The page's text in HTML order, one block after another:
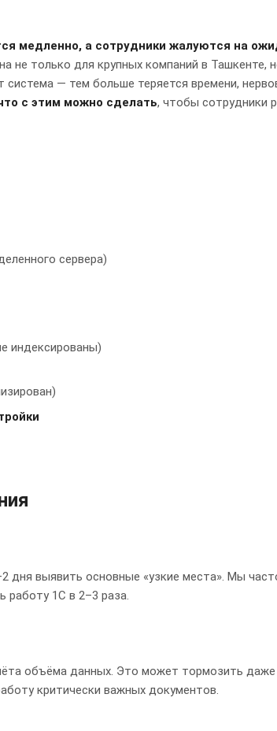
медленно, а сотрудники жалуются на
не только для крупных компаний в Ташкенте,
— тем больше теряется времени,
с этим можно сделать, чтобы сотрудники
сервера)
индексированы)
дня выявить основные «узкие места». Мы
работу 1С в 2–3 раза.
объёма данных. Это может тормозить
критически важных документов.